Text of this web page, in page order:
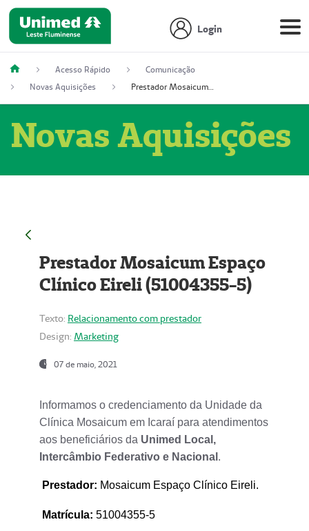
Login
Acesso Rápido
Comunicação
Novas Aquisições
Prestador Mosaicum Espaço Clínico Eireli (51004355-5)
Novas Aquisições
Prestador Mosaicum Espaço
Clínico Eireli (51004355-5)
Texto: Relacionamento com prestador
Design: Marketing
07 de maio, 2021
Informamos o credenciamento da Unidade da
Clínica Mosaicum em Icaraí para atendimentos
aos beneficiários da Unimed Local,
Intercâmbio Federativo e Nacional .
Prestador: Mosaicum Espaço Clínico Eireli.
Matrícula: 51004355-5